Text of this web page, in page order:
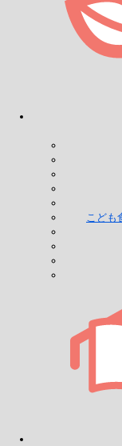
こども